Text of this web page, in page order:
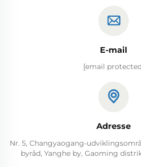
E-mail
[email
Adresse
Nr. 5, Changyaogang-
byråd, Yanghe by, Gaoming